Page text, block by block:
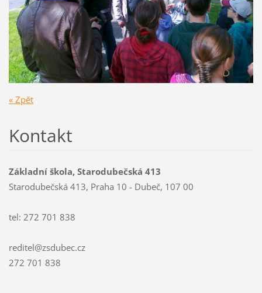
« Zpět
Kontakt
Základní škola, Starodubečská 413
Starodubečská 413, Praha 10 - Dubeč, 107 00
tel: 272 701 838
reditel@zsdubec.cz
272 701 838